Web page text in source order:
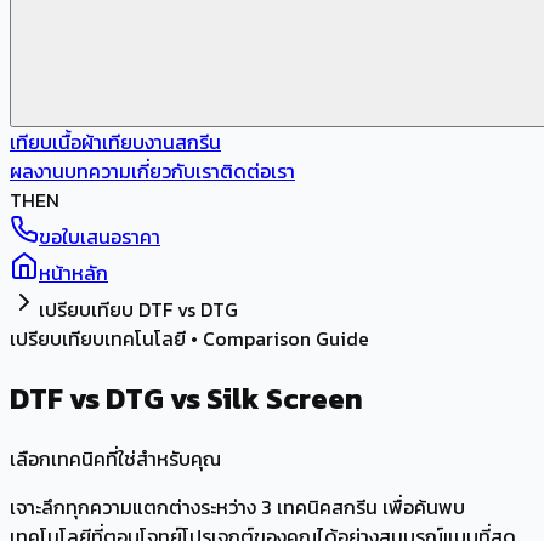
เทียบเนื้อผ้าเทียบงานสกรีน
ผลงานบทความเกี่ยวกับเราติดต่อเรา
THEN
ขอใบเสนอราคา
หน้าหลัก
เปรียบเทียบ DTF vs DTG
เปรียบเทียบเทคโนโลยี • Comparison Guide
DTFvsDTGvsSilk Screen
เลือกเทคนิคที่ใช่สำหรับคุณ
เจาะลึกทุกความแตกต่างระหว่าง 3 เทคนิคสกรีน เพื่อค้นพบ